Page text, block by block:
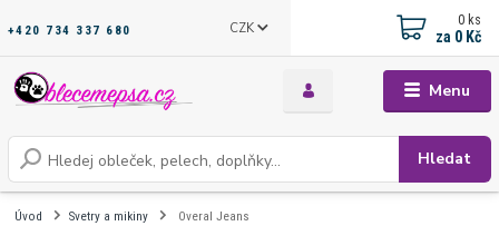
Menu
CZK
Hledat
+420 734 337 680
0 ks
za 0 Kč
Úvod Svetry a mikiny Overal Jeans